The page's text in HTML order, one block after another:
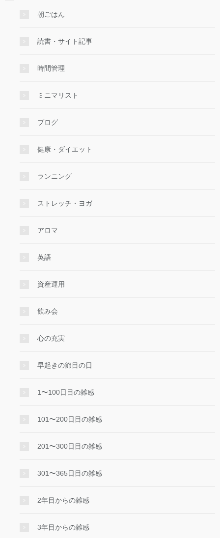
朝ごはん
読書・サイト記事
時間管理
ミニマリスト
ブログ
健康・ダイエット
ランニング
ストレッチ・ヨガ
アロマ
英語
資産運用
飲み会
心の充実
早起きの節目の日
1〜100日目の雑感
101〜200日目の雑感
201〜300日目の雑感
301〜365日目の雑感
2年目からの雑感
3年目からの雑感